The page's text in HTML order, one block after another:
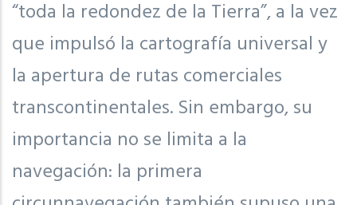
“toda la redondez de la Tierra”, a la vez
que impulsó la cartografía universal y
la apertura de rutas comerciales
transcontinentales. Sin embargo, su
importancia no se limita a la
navegación: la primera